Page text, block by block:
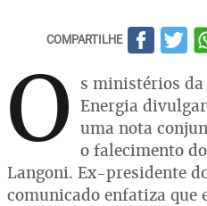
COMPARTILHE
O
s ministérios da
Energia
uma nota
o falecimento
Langoni. Ex-presidente
comunicado enfatiza que